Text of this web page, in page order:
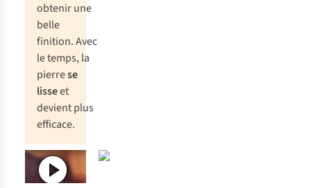
obtenir une
belle
finition. Avec
le temps, la
pierrese
lisseet
devient plus
efficace.